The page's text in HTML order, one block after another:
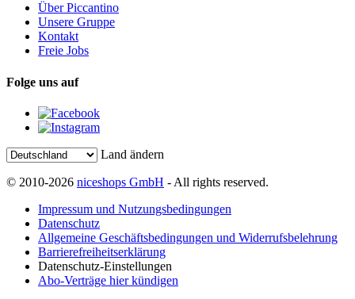
Über Piccantino
Unsere Gruppe
Kontakt
Freie Jobs
Folge uns auf
Land ändern
© 2010-2026 niceshops GmbH - All rights reserved.
Impressum und Nutzungsbedingungen
Datenschutz
Allgemeine Geschäftsbedingungen und Widerrufsbelehrung
Barrierefreiheitserklärung
Datenschutz-Einstellungen
Abo-Verträge hier kündigen